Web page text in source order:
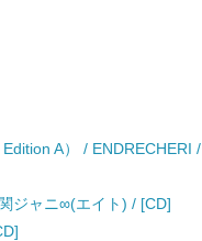
A） / ENDRECHERI /
ジャニ∞(エイト) / [CD]